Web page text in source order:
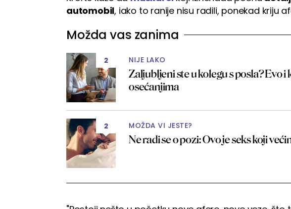
automobil, iako to ranije nisu radili, ponekad kriju
Možda vas zanima
2 NIJE LAKO
Zaljubljeni ste u kolegu s posla? Evo i
osećanjima
2 MOŽDA VI JESTE?
Ne radi se o pozi: Ovo je seks koji